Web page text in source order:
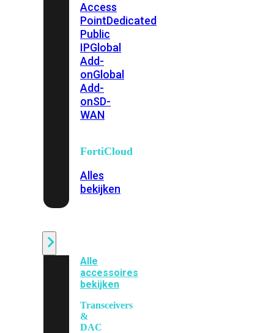
Access
PointDedicated
Public
IPGlobal
Add-
onGlobal
Add-
onSD-
WAN
FortiCloud
Alles
bekijken
Alle
accessoires
bekijken
Transceivers
&
DAC